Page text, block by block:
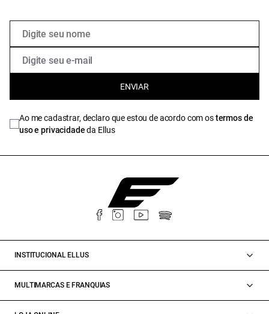
ENVIAR
Ao me cadastrar, declaro que estou de acordo com ostermos de
uso e privacidadeda Ellus
INSTITUCIONAL ELLUS
MULTIMARCAS E FRANQUIAS